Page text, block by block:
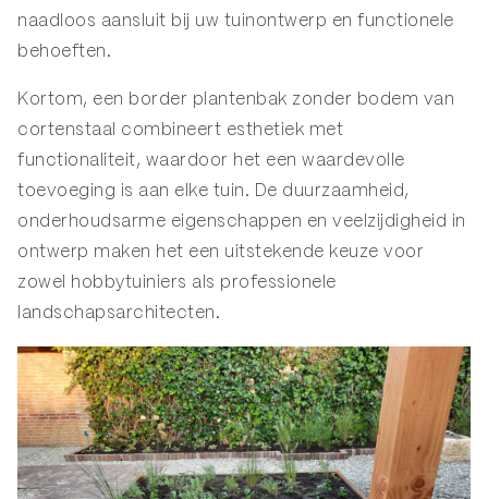
naadloos aansluit bij uw tuinontwerp en functionele
behoeften.
Kortom, een border plantenbak zonder bodem van
cortenstaal combineert esthetiek met
functionaliteit, waardoor het een waardevolle
toevoeging is aan elke tuin. De duurzaamheid,
onderhoudsarme eigenschappen en veelzijdigheid in
ontwerp maken het een uitstekende keuze voor
zowel hobbytuiniers als professionele
landschapsarchitecten.